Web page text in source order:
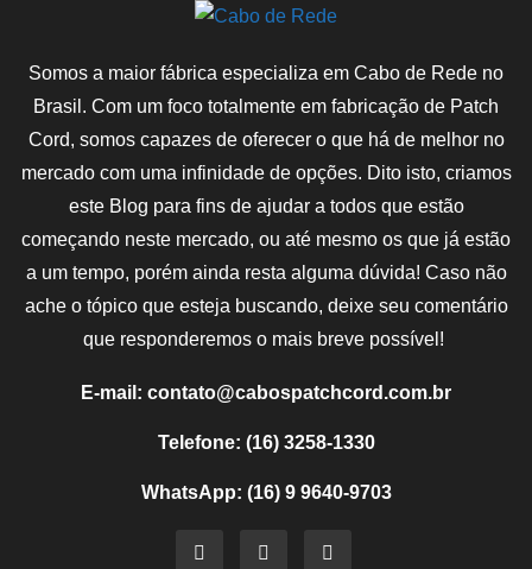
Somos a maior fábrica especializa em Cabo de Rede no
Brasil. Com um foco totalmente em fabricação de Patch
Cord, somos capazes de oferecer o que há de melhor no
mercado com uma infinidade de opções. Dito isto, criamos
este Blog para fins de ajudar a todos que estão
começando neste mercado, ou até mesmo os que já estão
a um tempo, porém ainda resta alguma dúvida! Caso não
ache o tópico que esteja buscando, deixe seu comentário
que responderemos o mais breve possível!
E-mail: contato@cabospatchcord.com.br
Telefone: (16) 3258-1330
WhatsApp: (16) 9 9640-9703